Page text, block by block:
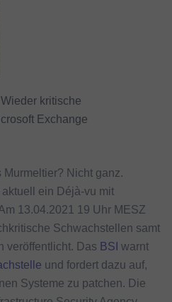
kritische
Exchange
Nicht ganz.
ein Déjà-vu mit
13.04.2021 19 Uhr MESZ
Schwachstellen samt
veröffentlicht. Das BSI warnt
und fordert dazu auf,
Systeme zu patchen. Die